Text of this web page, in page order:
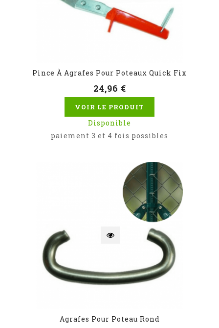
Pince À Agrafes Pour Poteaux Quick Fix
24,96 €
VOIR LE PRODUIT
Disponible
paiement 3 et 4 fois possibles
Agrafes Pour Poteau Rond